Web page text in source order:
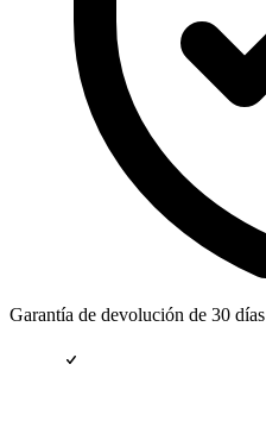
Garantía de devolución de 30 días